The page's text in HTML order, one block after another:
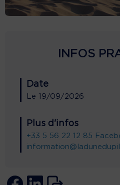
INFOS
Date
Le 19/09/2026
Plus d'infos
+33 5 56 22 12 85